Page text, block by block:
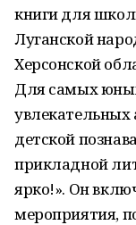
книги для
Луганской
Херсонской
Для самых
увлекательных
детской
прикладной
ярко!». Он
мероприятия,